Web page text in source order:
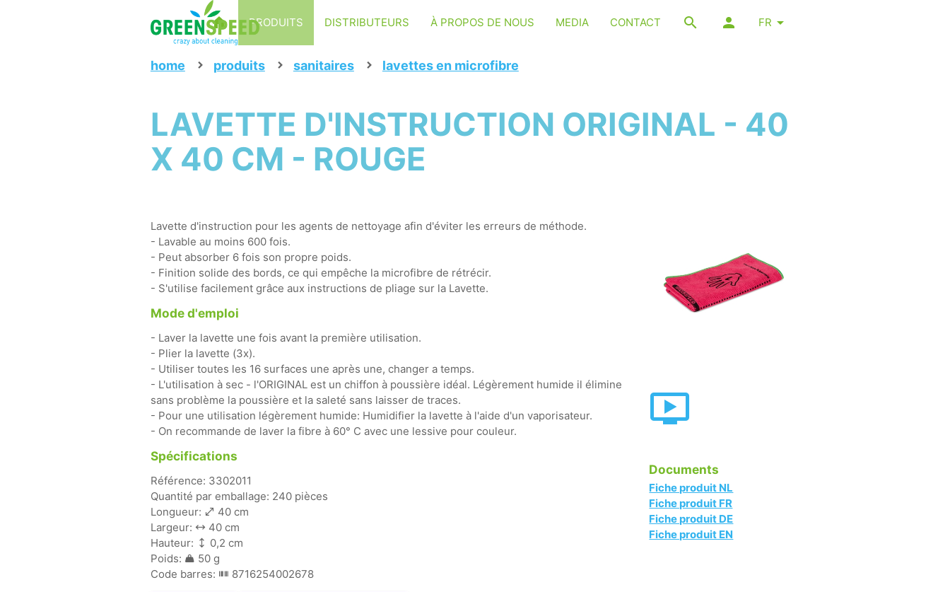
FR
PRODUITS DISTRIBUTEURS À PROPOS DE NOUS MEDIA CONTACT
home produits sanitaires lavettes en microfibre
LAVETTE D'INSTRUCTION ORIGINAL - 40
X 40 CM - ROUGE
Documents
Fiche produit NL
Fiche produit FR
Fiche produit DE
Fiche produit EN
Lavette d'instruction pour les agents de nettoyage afin d'éviter les erreurs de méthode.
- Lavable au moins 600 fois.
- Peut absorber 6 fois son propre poids.
- Finition solide des bords, ce qui empêche la microfibre de rétrécir.
- S'utilise facilement grâce aux instructions de pliage sur la Lavette.
Mode d'emploi
- Laver la lavette une fois avant la première utilisation.
- Plier la lavette (3x).
- Utiliser toutes les 16 surfaces une après une, changer a temps.
- L'utilisation à sec - l'ORIGINAL est un chiffon à poussière idéal. Légèrement humide il élimine
sans problème la poussière et la saleté sans laisser de traces.
- Pour une utilisation légèrement humide: Humidifier la lavette à l'aide d'un vaporisateur.
- On recommande de laver la fibre à 60° C avec une lessive pour couleur.
Spécifications
Référence: 3302011
Quantité par emballage: 240 pièces
Longueur:
40 cm
Largeur:
40 cm
Hauteur:
0,2 cm
Poids:
50 g
Code barres:
8716254002678